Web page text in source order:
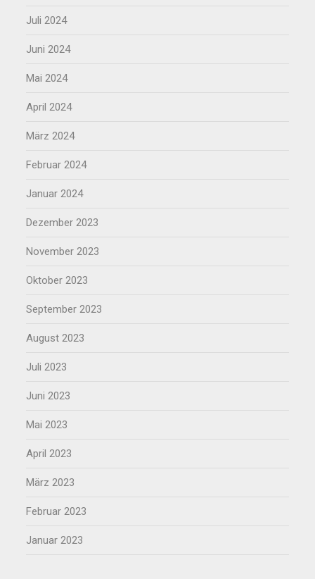
Juli 2024
Juni 2024
Mai 2024
April 2024
März 2024
Februar 2024
Januar 2024
Dezember 2023
November 2023
Oktober 2023
September 2023
August 2023
Juli 2023
Juni 2023
Mai 2023
April 2023
März 2023
Februar 2023
Januar 2023